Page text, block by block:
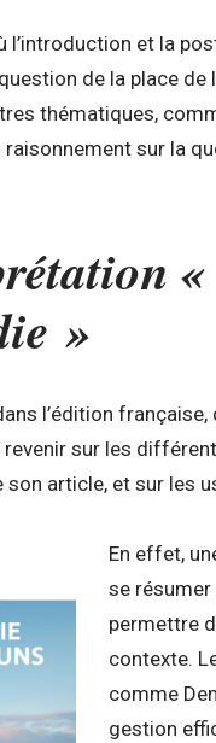
l’introduction et la
de la place
thématiques,
sur la
»
l’édition
sur les
article, et sur les
En effet,
se résumer
permettre
contexte.
comme
gestion